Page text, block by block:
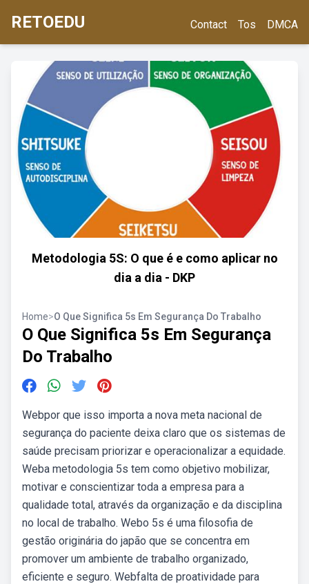
RETOEDU Contact Tos DMCA
Metodologia 5S: O que é e como aplicar no
dia a dia - DKP
Home>O Que Significa 5s Em Segurança Do Trabalho
O Que Significa 5s Em Segurança
Do Trabalho
Webpor que isso importa a nova meta nacional de
segurança do paciente deixa claro que os sistemas de
saúde precisam priorizar e operacionalizar a equidade.
Weba metodologia 5s tem como objetivo mobilizar,
motivar e conscientizar toda a empresa para a
qualidade total, através da organização e da disciplina
no local de trabalho. Webo 5s é uma filosofia de
gestão originária do japão que se concentra em
promover um ambiente de trabalho organizado,
eficiente e seguro. Webfalta de proatividade para